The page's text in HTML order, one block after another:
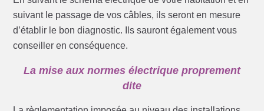
suivant le passage de vos câbles, ils seront en mesure
d’établir le bon diagnostic. Ils sauront également vous
conseiller en conséquence.
La mise aux normes électrique proprement
dite